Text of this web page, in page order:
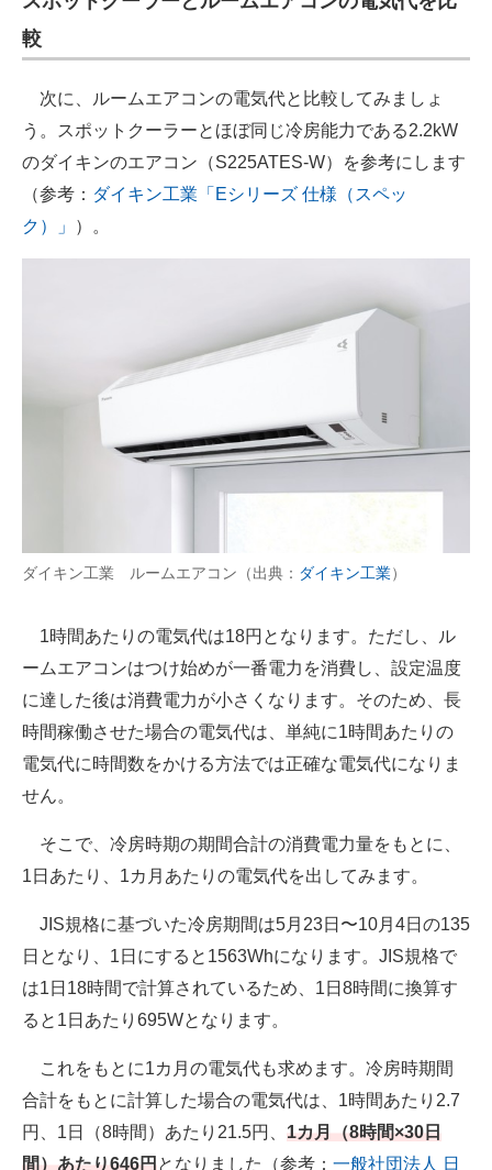
較
次に、ルームエアコンの電気代と比較してみましょ
う。スポットクーラーとほぼ同じ冷房能力である2.2kW
のダイキンのエアコン（S225ATES-W）を参考にします
（参考： ダイキン工業「Eシリーズ 仕様（スペッ
ク）」
）。
ダイキン工業 ルームエアコン（出典： ダイキン工業）
1時間あたりの電気代は18円となります。ただし、ル
ームエアコンはつけ始めが一番電力を消費し、設定温度
に達した後は消費電力が小さくなります。そのため、長
時間稼働させた場合の電気代は、単純に1時間あたりの
電気代に時間数をかける方法では正確な電気代になりま
せん。
そこで、冷房時期の期間合計の消費電力量をもとに、
1日あたり、1カ月あたりの電気代を出してみます。
JIS規格に基づいた冷房期間は5月23日〜10月4日の135
日となり、1日にすると1563Whになります。JIS規格で
は1日18時間で計算されているため、1日8時間に換算す
ると1日あたり695Wとなります。
これをもとに1カ月の電気代も求めます。冷房時期間
合計をもとに計算した場合の電気代は、1時間あたり2.7
円、1日（8時間）あたり21.5円、 1カ月（8時間×30日
間）あたり646円となりました（参考： 一般社団法人 日